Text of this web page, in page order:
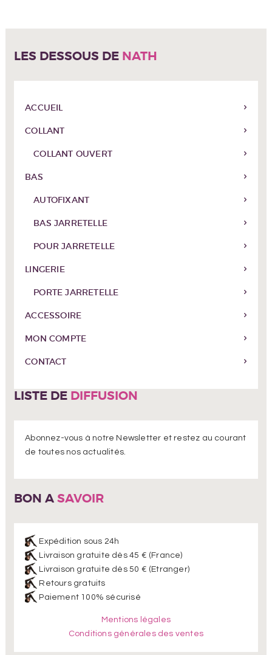
peuvent
choisies
LES DESSOUS DE NATH
ACCUEIL
COLLANT
COLLANT OUVERT
BAS
AUTOFIXANT
BAS JARRETELLE
POUR JARRETELLE
LINGERIE
PORTE JARRETELLE
ACCESSOIRE
MON COMPTE
CONTACT
LISTE DE DIFFUSION
Abonnez-vous à notre Newsletter et restez au courant
de toutes nos actualités.
BON A SAVOIR
Expédition sous 24h
Livraison gratuite dès 45 € (France)
Livraison gratuite dès 50 € (Etranger)
Retours gratuits
Paiement 100% sécurisé
Mentions légales
Conditions générales des ventes